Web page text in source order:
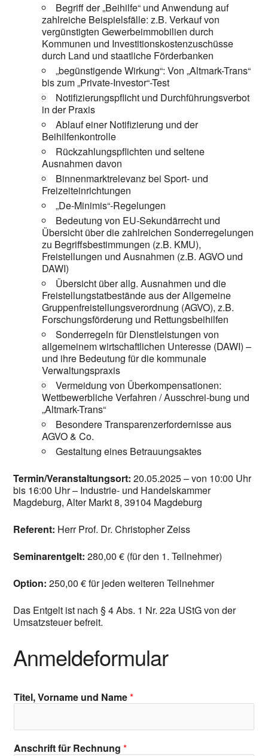
Begriff der „Beihilfe“ und Anwendung auf
zahlreiche Beispielsfälle: z.B. Verkauf von
vergünstigten Gewerbeimmobilien durch
Kommunen und Investitionskostenzuschüsse
durch Land und staatliche Förderbanken
„begünstigende Wirkung“: Von „Altmark-Trans“
bis zum „Private-Investor“-Test
Notifizierungspflicht und Durchführungsverbot
in der Praxis
Ablauf einer Notifizierung und der
Beihilfenkontrolle
Rückzahlungspflichten und seltene
Ausnahmen davon
Binnenmarktrelevanz bei Sport- und
Freizeiteinrichtungen
„De-Minimis“-Regelungen
Bedeutung von EU-Sekundärrecht und
Übersicht über die zahlreichen Sonderregelungen
zu Begriffsbestimmungen (z.B. KMU),
Freistellungen und Ausnahmen (z.B. AGVO und
DAWI)
Übersicht über allg. Ausnahmen und die
Freistellungstatbestände aus der Allgemeine
Gruppenfreistellungsverordnung (AGVO), z.B.
Forschungsförderung und Rettungsbeihilfen
Sonderregeln für Dienstleistungen von
allgemeinem wirtschaftlichen Unteresse (DAWI) –
und ihre Bedeutung für die kommunale
Verwaltungspraxis
Vermeidung von Überkompensationen:
Wettbewerbliche Verfahren / Ausschrei-bung und
„Altmark-Trans“
Besondere Transparenzerfordernisse aus
AGVO & Co.
Gestaltung eines Betrauungsaktes
Termin/Veranstaltungsort:20.05.2025 – von 10:00 Uhr
bis 16:00 Uhr – Industrie- und Handelskammer
Magdeburg, Alter Markt 8, 39104 Magdeburg
Referent: Herr Prof. Dr. Christopher Zeiss
Seminarentgelt: 280,00 € (für den 1. Teilnehmer)
Option:250,00 € für jeden weiteren Teilnehmer
Das Entgelt ist nach § 4 Abs. 1 Nr. 22a UStG von der
Umsatzsteuer befreit.
Anmeldeformular
Titel, Vorname und Name*
Anschrift für Rechnung*